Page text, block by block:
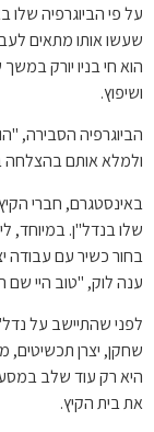
על פי הביוגרפיה
שעשו אותו מתאים
הוא חי בניו יורק
ושיפוץ.
הביוגרפיה הסבירה,
ולמלא אותם בהצלחה
באינסטגרם, חברי
שלו בנדל"ן. במיוחד,
בחור כשיר עם עבודה
ענה לוק, "טוב היי
לפני שהתיישב על
שחקן, יצרן תכשיטים,
היא רק עוד שלב
את בית הקיץ.